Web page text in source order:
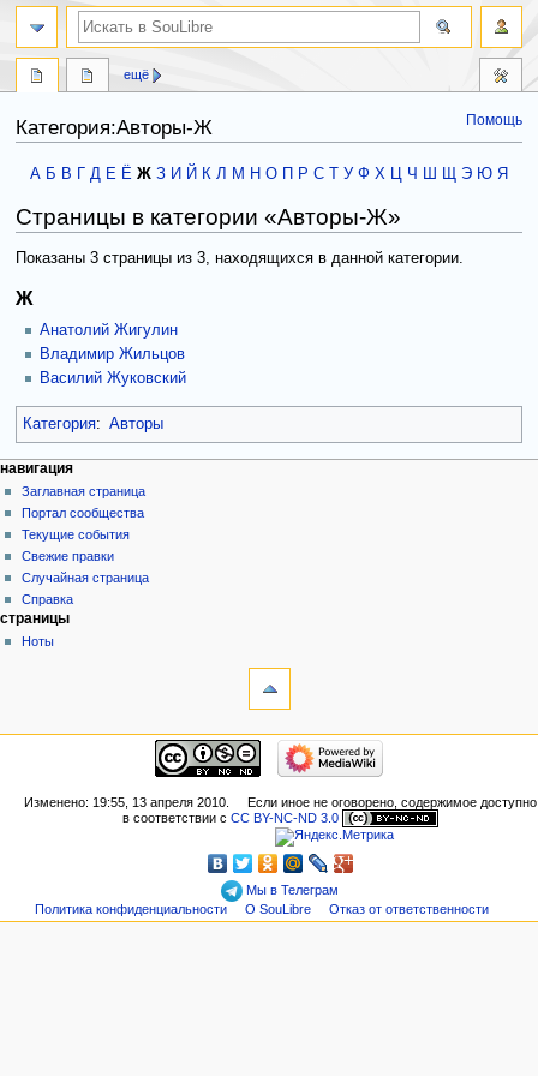
Помощь
Категория:Авторы-Ж
Перейти
навигации
Перейти
поиску
А Б В Д Е Ё Ж З И Й К Л М Н О Р С У Ф Х Ц Ч Ш Щ Э Ю Я
Страницы в категории «Авторы-Ж»
Показаны 3 страницы из 3, находящихся в данной категории.
Ж
Анатолий Жигулин
Владимир Жильцов
Василий Жуковский
Категория: Авторы
ещё
навигация
Заглавная страница
Портал сообщества
Текущие события
Свежие правки
Случайная страница
Справка
страницы
Ноты
Изменено: 19:55, 13 апреля 2010.
Если иное не оговорено, содержимое доступно
в соответствии с CC BY-NC-ND 3.0
Мы в Телеграм
Политика конфиденциальности
О SouLibre Отказ от ответственности